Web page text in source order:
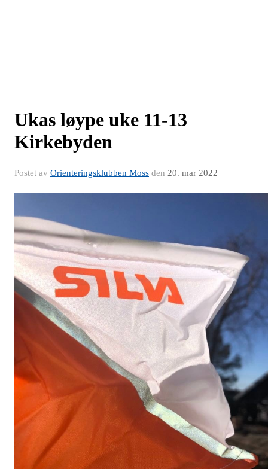
Ukas løype uke 11-13
Kirkebyden
Postet av Orienteringsklubben Moss den 20. mar 2022